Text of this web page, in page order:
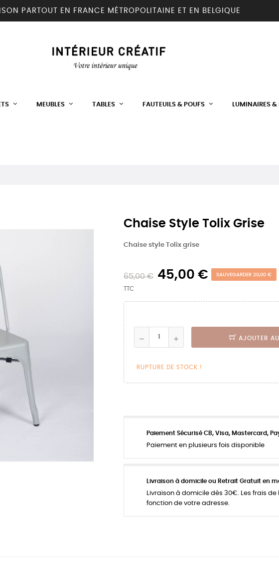
PARTOUT EN FRANCE MÉTROPOLITAINE ET EN BELGIQUE
MEUBLES TABLES FAUTEUILS & POUFS LUMINAIRES &
Chaise Style Tolix Grise
Chaise style Tolix grise
65,00 € 45,00 € SAUVEGARDER 20,00 €
TTC
AJOUTER
RUPTURE DE STOCK !
Paiement Sécurisé CB, Visa, Mastercard,
Paiement en plusieurs fois disponible
Livraison à domicile ou Retrait Gratuit en
Livraison à domicile dès 30€. Les frais
fonction de votre adresse.